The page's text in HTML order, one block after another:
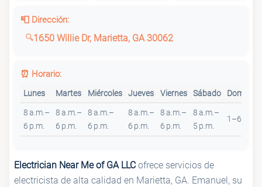
📮 Dirección:
1650 Willie Dr, Marietta, GA 30062
⏰ Horario:
Lunes Martes Miércoles Jueves Viernes Sábado Domingo
8 a.m.–
6 p.m.
8 a.m.–
6 p.m.
8 a.m.–
6 p.m.
8 a.m.–
6 p.m.
8 a.m.–
6 p.m.
8 a.m.–
5 p.m.
1–6 p.m.
Electrician Near Me of GA LLCofrece servicios de
electricista de alta calidad en Marietta, GA. Emanuel, su